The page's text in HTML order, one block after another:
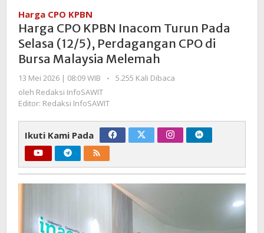
Turun
Pada
Selasa
(12/5),
Bursa
Malaysia
Harga CPO KPBN
Harga CPO KPBN Inacom Turun Pada
Selasa (12/5), Perdagangan CPO di
Bursa Malaysia Melemah
13 Mei 2026 | 08:09 WIB
oleh
InfoSAWIT
-
5.255 Kali Dibaca
oleh Redaksi InfoSAWIT
Editor: Redaksi InfoSAWIT
Ikuti Kami Pada